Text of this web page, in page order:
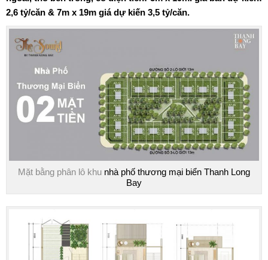
2,6 tỷ/căn & 7m x 19m giá dự kiến 3,5 tỷ/căn.
Mặt bằng phân lô khu nhà phố thương mại biển Thanh Long
Bay